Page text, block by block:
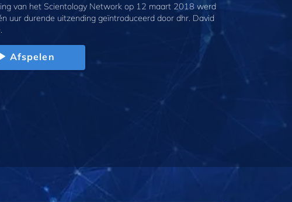
van het Scientology Network op 12 maart 2018 werd
uur durende uitzending geïntroduceerd door dhr. David
Afspelen